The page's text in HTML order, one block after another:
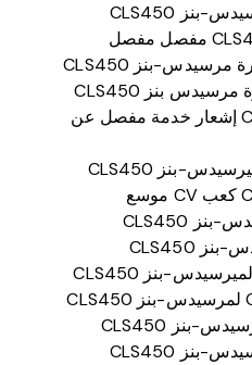
مرسيدس-بنز CLS450 إشعار خدمة مفصل عن